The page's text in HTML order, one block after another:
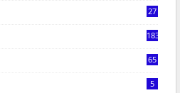
27
183
65
5